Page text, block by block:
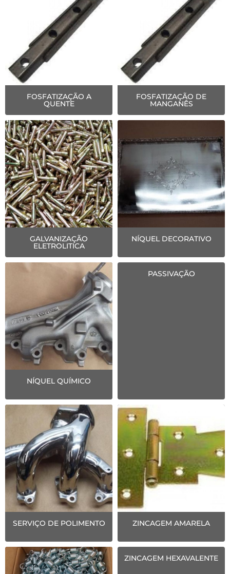
FOSFATIZAÇÃO A
QUENTE
FOSFATIZAÇÃO DE
MANGANÊS
GALVANIZAÇÃO
ELETROLITICA
NÍQUEL DECORATIVO
NÍQUEL QUÍMICO
PASSIVAÇÃO
SERVIÇO DE POLIMENTO ZINCAGEM AMARELA
ZINCAGEM HEXAVALENTE